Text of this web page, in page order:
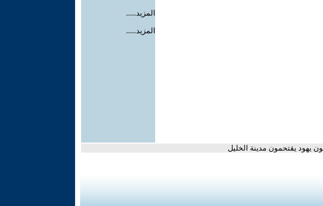
المزيد.....
المزيد.....
يهود يقتحمون مدينة الخليل